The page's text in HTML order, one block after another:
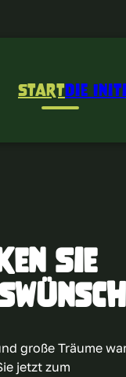
StartDie
Sie
große Träume
jetzt zum